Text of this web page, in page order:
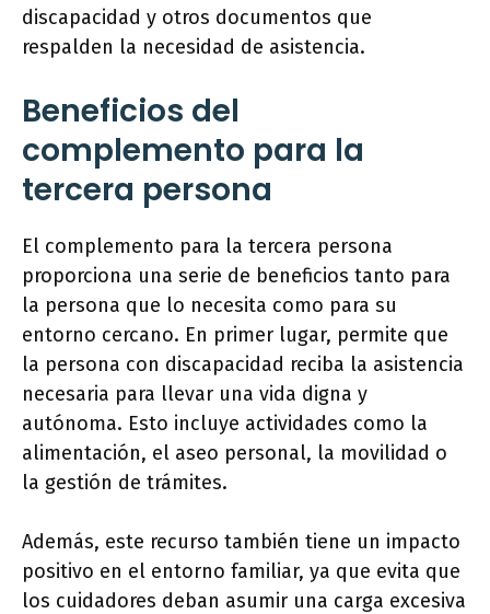
discapacidad y otros documentos que
respalden la necesidad de asistencia.
Beneficios del
complemento para la
tercera persona
El complemento para la tercera persona
proporciona una serie de beneficios tanto para
la persona que lo necesita como para su
entorno cercano. En primer lugar, permite que
la persona con discapacidad reciba la asistencia
necesaria para llevar una vida digna y
autónoma. Esto incluye actividades como la
alimentación, el aseo personal, la movilidad o
la gestión de trámites.
Además, este recurso también tiene un impacto
positivo en el entorno familiar, ya que evita que
los cuidadores deban asumir una carga excesiva